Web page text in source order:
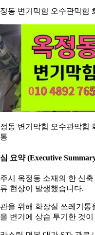
동 변기막힘 오수관막힘
동 변기막힘 오수관막힘
요약 (Executive
시 옥정동 소재의 한 신
현상이 발생했습니다.
을 위해 화장실 쓰레기통
변기에 상습 투기한 것